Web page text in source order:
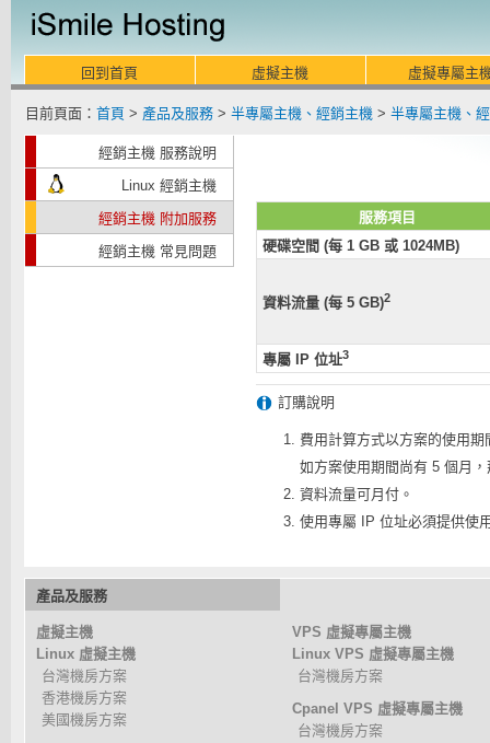
回到首頁 虛擬主機 虛擬專屬主
目前頁面： 首頁 > 產品及服務> 半專屬主機、經銷主機> 半專屬主機、
經銷主機 服務說明
Linux 經銷主機
經銷主機 附加服務
經銷主機 常見問題
服務項目
硬碟空間 (每 1 GB 或 1024MB)
資料流量 (每 5 GB)2
專屬 IP 位址3
訂購說明
費用計算方式以方案的使用
如方案使用期間尚有 5 個月
資料流量可月付。
使用專屬 IP 位址必須提供使
產品及服務
虛擬主機
Linux 虛擬主機
台灣機房方案
香港機房方案
美國機房方案
VPS 虛擬專屬主機
Linux VPS 虛擬專屬主機
台灣機房方案
Cpanel VPS 虛擬專屬主機
台灣機房方案